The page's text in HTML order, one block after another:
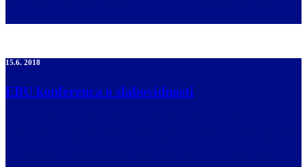
15.6. 2018
EBU konferenca o slabovidnosti